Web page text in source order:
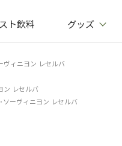
ト飲料 グッズ
ヴィニヨン レセルバ
ン レセルバ
ーヴィニヨン レセルバ